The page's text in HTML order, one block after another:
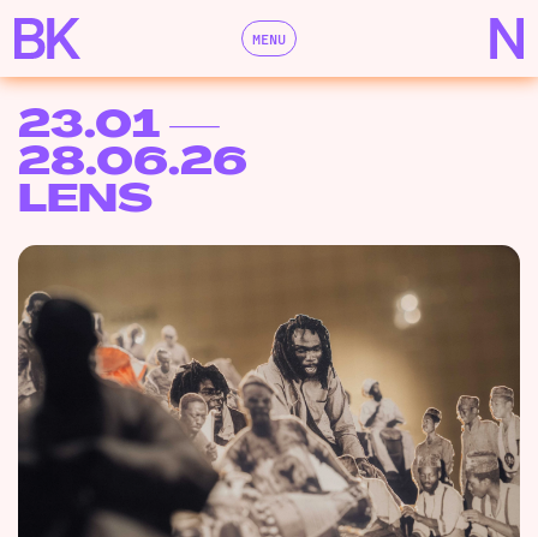
MENU
23.01 —
28.06.26
LENS